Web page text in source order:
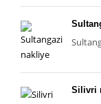
Silivri